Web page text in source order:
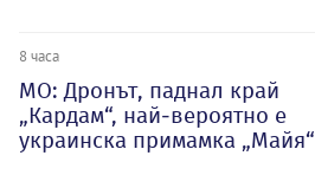
8 часа
МО: Дронът, паднал край
„Кардам“, най-вероятно е
украинска примамка „Майя“